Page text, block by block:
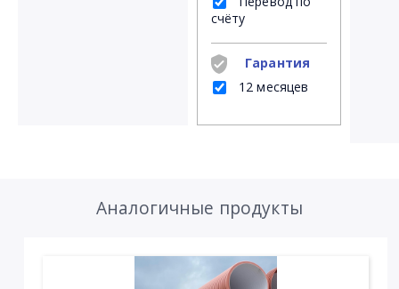
счёту
Гарантия
12 месяцев
Аналогичные продукты